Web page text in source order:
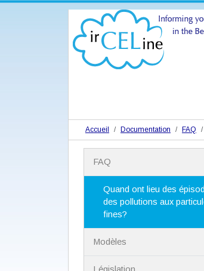
Accueil Documentation FAQ
v
FAQ
Quand ont lieu des
des pollutions aux
fines?
Modèles